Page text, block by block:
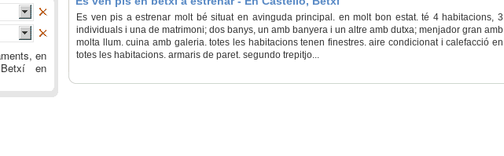
Es ven pis a estrenar molt bé situat en avinguda principal. en molt bon estat. té 4 habitacions, 3
individuals i una de matrimoni; dos banys, un amb banyera i un altre amb dutxa; menjador gran amb
molta llum. cuina amb galeria. totes les habitacions tenen finestres. aire condicionat i calefacció en
totes les habitacions. armaris de paret. segundo trepitjo...
en
en